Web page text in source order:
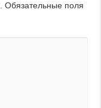
Обязательные поля